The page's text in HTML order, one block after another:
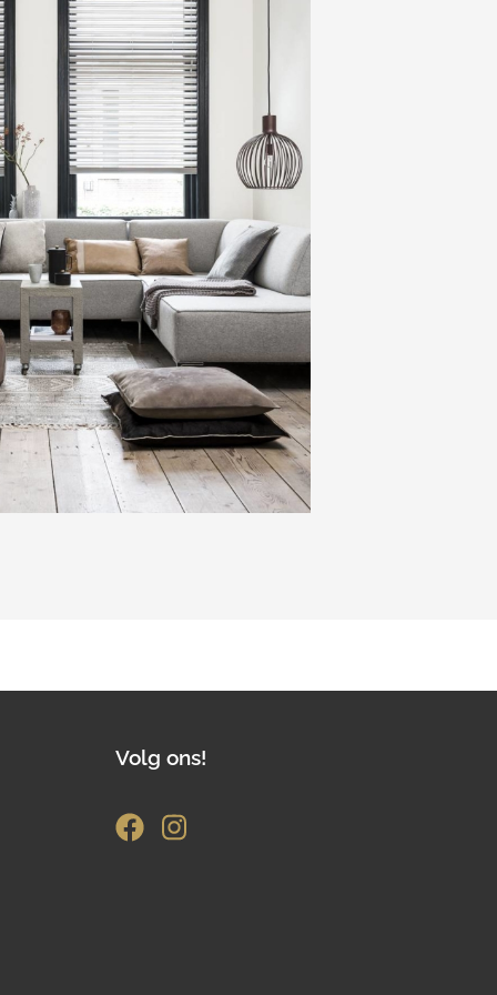
Volg ons!